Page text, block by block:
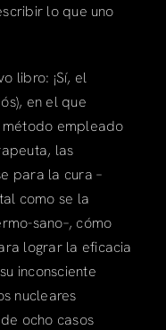
lo que uno
libro: ¡Sí, el
en el que
empleado
las
para la cura –
como se la
sano–, cómo
lograr la eficacia
inconsciente
nucleares
ocho casos